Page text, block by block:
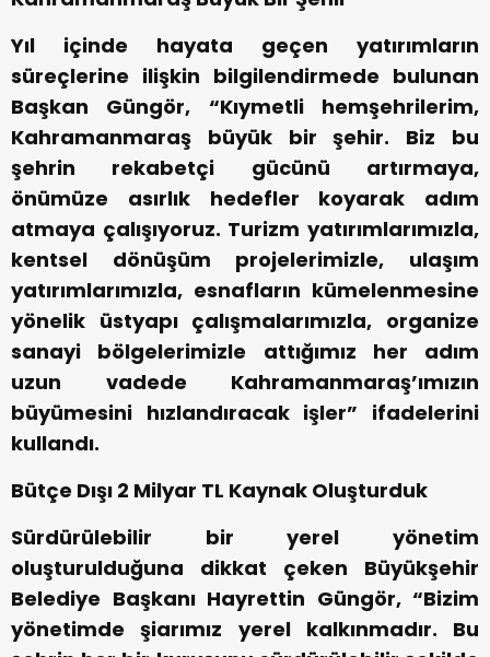
Yıl içinde hayata geçen yatırımların
süreçlerine ilişkin bilgilendirmede bulunan
Başkan Güngör, “Kıymetli hemşehrilerim,
Kahramanmaraş büyük bir şehir. Biz bu
şehrin rekabetçi gücünü artırmaya,
önümüze asırlık hedefler koyarak adım
atmaya çalışıyoruz. Turizm yatırımlarımızla,
kentsel dönüşüm projelerimizle, ulaşım
yatırımlarımızla, esnafların kümelenmesine
yönelik üstyapı çalışmalarımızla, organize
sanayi bölgelerimizle attığımız her adım
uzun vadede Kahramanmaraş’ımızın
büyümesini hızlandıracak işler” ifadelerini
kullandı.
Bütçe Dışı 2 Milyar TL Kaynak Oluşturduk
Sürdürülebilir bir yerel yönetim
oluşturulduğuna dikkat çeken Büyükşehir
Belediye Başkanı Hayrettin Güngör, “Bizim
yönetimde şiarımız yerel kalkınmadır. Bu